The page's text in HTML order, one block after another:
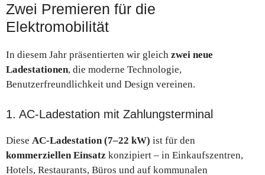
Zwei Premieren für die
Elektromobilität
In diesem Jahr präsentierten wir gleich zwei neue
Ladestationen, die moderne Technologie,
Benutzerfreundlichkeit und Design vereinen.
1. AC-Ladestation mit Zahlungsterminal
Diese AC-Ladestation (7–22 kW) ist für den
kommerziellen Einsatz konzipiert – in Einkaufszentren,
Hotels, Restaurants, Büros und auf kommunalen